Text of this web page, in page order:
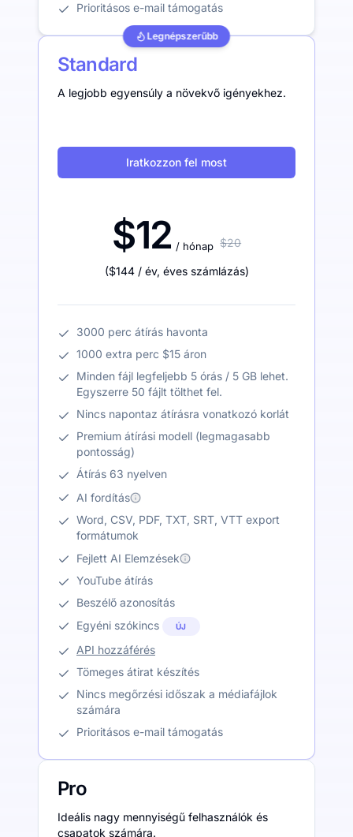
Prioritásos e-mail támogatás
Legnépszerűbb
Standard
A legjobb egyensúly a növekvő igényekhez.
Iratkozzon fel most
$12 / hónap $20
($144 / év, éves számlázás)
3000 perc átírás havonta
1000 extra perc $15 áron
Minden fájl legfeljebb 5 órás / 5 GB lehet.
Egyszerre 50 fájlt tölthet fel.
Nincs napontaz átírásra vonatkozó korlát
Premium átírási modell (legmagasabb
pontosság)
Átírás 63 nyelven
AI fordítás
Word, CSV, PDF, TXT, SRT, VTT export
formátumok
Fejlett AI Elemzések
YouTube átírás
Beszélő azonosítás
Egyéni szókincs
ÚJ
API hozzáférés
Tömeges átirat készítés
Nincs megőrzési időszak a médiafájlok
számára
Prioritásos e-mail támogatás
Pro
Ideális nagy mennyiségű felhasználók és
csapatok számára.